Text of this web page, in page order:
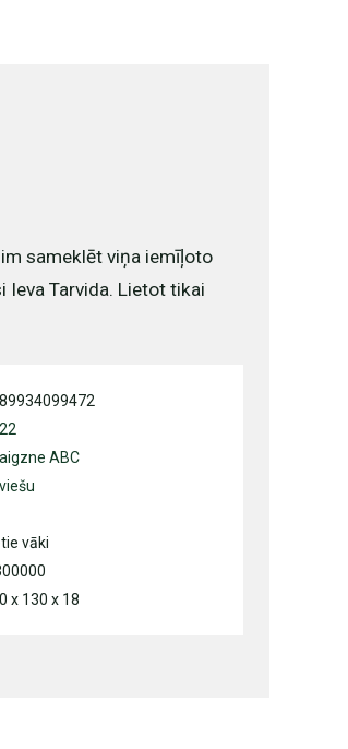
sameklēt viņa iemīļoto
Ieva Tarvida. Lietot tikai
ABC
vāki
x 130 x 18